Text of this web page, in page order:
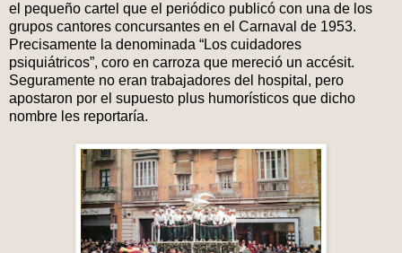
el pequeño cartel que el periódico publicó con una de los
grupos cantores concursantes en el Carnaval de 1953.
Precisamente la denominada “Los cuidadores
psiquiátricos”, coro en carroza que mereció un accésit.
Seguramente no eran trabajadores del hospital, pero
apostaron por el supuesto plus humorísticos que dicho
nombre les reportaría.